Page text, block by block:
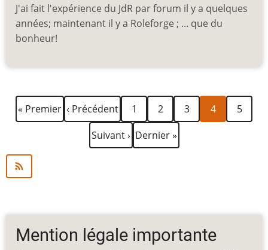
J'ai fait l'expérience du JdR par forum il y a quelques
années; maintenant il y a Roleforge ; ... que du
bonheur!
Pagination
Première
page
« Premier
Page
précédente
‹ Précédent Page
1 Page
2 Page
3
Page
courante
4 Page
5
Page
suivante
Suivant › Dernière
page
Dernier »
Mention légale importante